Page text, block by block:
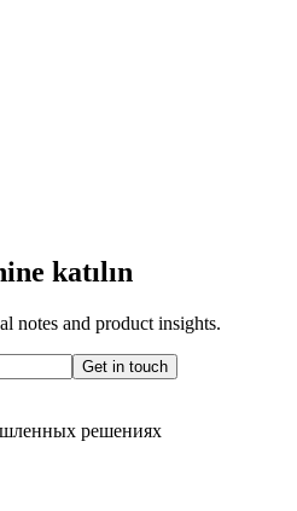
katılın
notes and product insights.
Get in touch
решениях